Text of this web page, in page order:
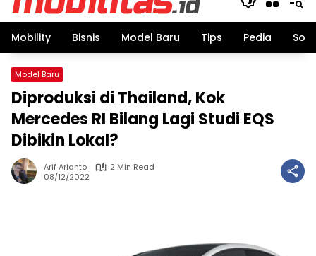
Mobility Bisnis Model Baru Tips Pedia
Model Baru
Diproduksi di Thailand, Kok
Mercedes RI Bilang Lagi Studi EQS
Dibikin Lokal?
Arif Arianto
2 Min Read
08/12/2022